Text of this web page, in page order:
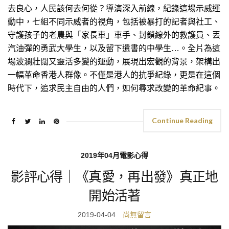
去良心，人民該何去何從？導演深入前線，紀錄這場示威運
動中，七組不同示威者的視角，包括被暴打的記者與社工、
守護孩子的老農與「家長車」車手、封鎖線外的救護員、丟
汽油彈的勇武大學生，以及留下遺書的中學生…。全片為這
場波瀾壯闊又靈活多變的運動，展現出宏觀的背景，架構出
一幅革命香港人群像。不僅是港人的抗爭紀錄，更是在這個
時代下，追求民主自由的人們，如何尋求改變的革命紀事。
Continue Reading
2019年04月電影心得
影評心得｜《真愛，再出發》真正地
開始活著
2019-04-04 尚無留言